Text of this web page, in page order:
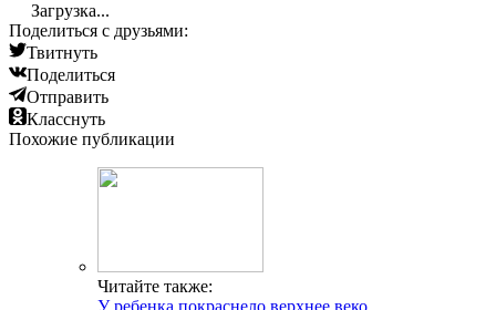
Загрузка...
Поделиться с друзьями:
Твитнуть
Поделиться
Отправить
Класснуть
Похожие публикации
Читайте также: